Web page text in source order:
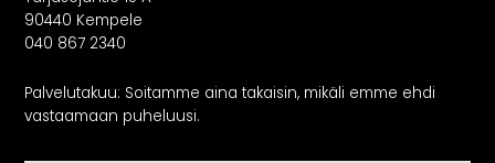
90440 Kempele
040 867 2340
Palvelutakuu: Soitamme aina takaisin, mikäli emme ehdi
vastaamaan puheluusi.